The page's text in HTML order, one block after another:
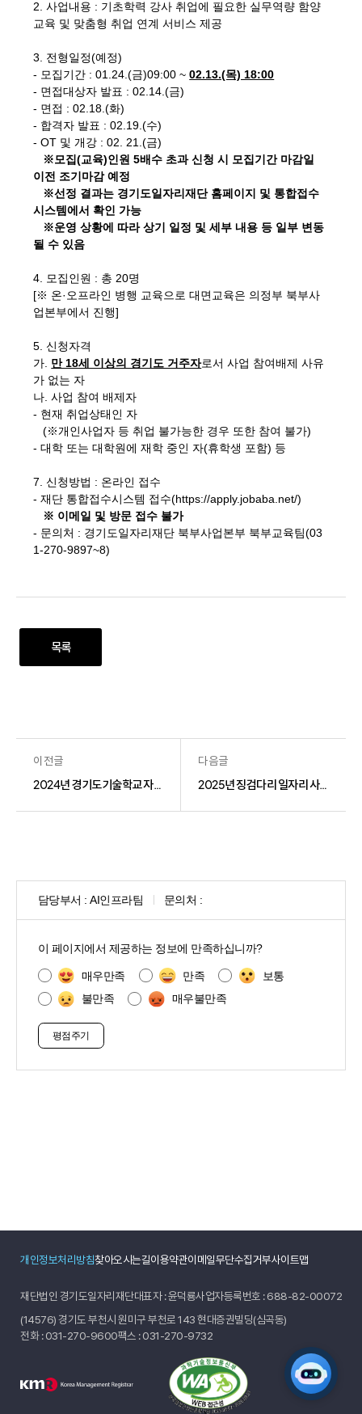
2. 사업내용 : 기초학력 강사 취업에 필요한 실무역량 함양
교육 및 맞춤형 취업 연계 서비스 제공
3. 전형일정(예정)
- 모집기간 : 01.24.(금)09:00 ~ 02.13.(목) 18:00
- 면접대상자 발표 : 02.14.(금)
- 면접 : 02.18.(화)
- 합격자 발표 : 02.19.(수)
- OT 및 개강 : 02. 21.(금)
※모집(교육)인원 5배수 초과 신청 시 모집기간 마감일
이전 조기마감 예정
※선정 결과는 경기도일자리재단 홈페이지 및 통합접수
시스템에서 확인 가능
※운영 상황에 따라 상기 일정 및 세부 내용 등 일부 변동
될 수 있음
4. 모집인원 : 총 20명
[※ 온·오프라인 병행 교육으로 대면교육은 의정부 북부사
업본부에서 진행]
5. 신청자격
가. 만 18세 이상의 경기도 거주자로서 사업 참여배제 사유
가 없는 자
나. 사업 참여 배제자
- 현재 취업상태인 자
(※개인사업자 등 취업 불가능한 경우 또한 참여 불가)
- 대학 또는 대학원에 재학 중인 자(휴학생 포함) 등
7. 신청방법 : 온라인 접수
-재단 통합접수시스템 접수(https://apply.jobaba.net/)
※ 이메일 및 방문 접수 불가
- 문의처 : 경기도일자리재단 북부사업본부 북부교육팀(03
1-270-9897~8)
목록
이전글
2024년 경기도기술학교 자격증전문과정 2개 과정 무료 기술 교육생 모집
다음글
2025년 징검다리 일자리 사업 참여 사업장(직무) 공모
담당부서 : AI인프라팀 문의처 :
이 페이지에서 제공하는 정보에 만족하십니까?
매우만족 만족
보통
불만족
매우불만족
개인정보처리방침찾아오시는길이용약관이메일무단수집거부사이트맵
재단법인 경기도일자리재단대표자 : 윤덕룡사업자등록번호 : 688-82-00072
(14576) 경기도 부천시 원미구 부천로 143 현대증권빌딩(심곡동)
전화 :031-270-9600팩스 : 031-270-9732
AI 일자리 네
무엇을 도와